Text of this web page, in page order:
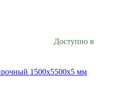
Доступно в